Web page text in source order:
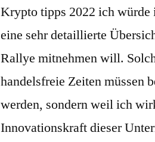
Krypto tipps 2022 ich
eine sehr detaillierte
Rallye mitnehmen will.
handelsfreie Zeiten müssen
werden, sondern weil ich
Innovationskraft dieser